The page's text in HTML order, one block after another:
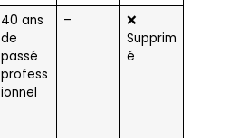
40 ans
de
passé
profess
ionnel
–
❌
Supprim
é